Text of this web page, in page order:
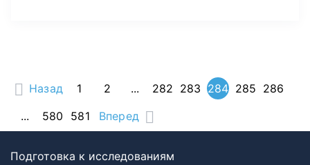
Назад 1 2 ... 282 283 284 285 286
...
580 581 Вперед
Подготовка к исследованиям